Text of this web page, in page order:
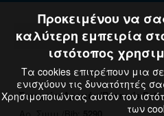
Στοιχεία Δρομέα/Runner's Data
Προκειμένου να
καλύτερη εμπειρία
ιστότοπος
Τα cookies επιτρέπουν μια
ενισχύουν τις δυνατότητές
Χρησιμοποιώντας αυτόν τον
των